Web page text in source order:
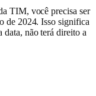
TIM, você precisa ser
de 2024. Isso significa
data, não terá direito a